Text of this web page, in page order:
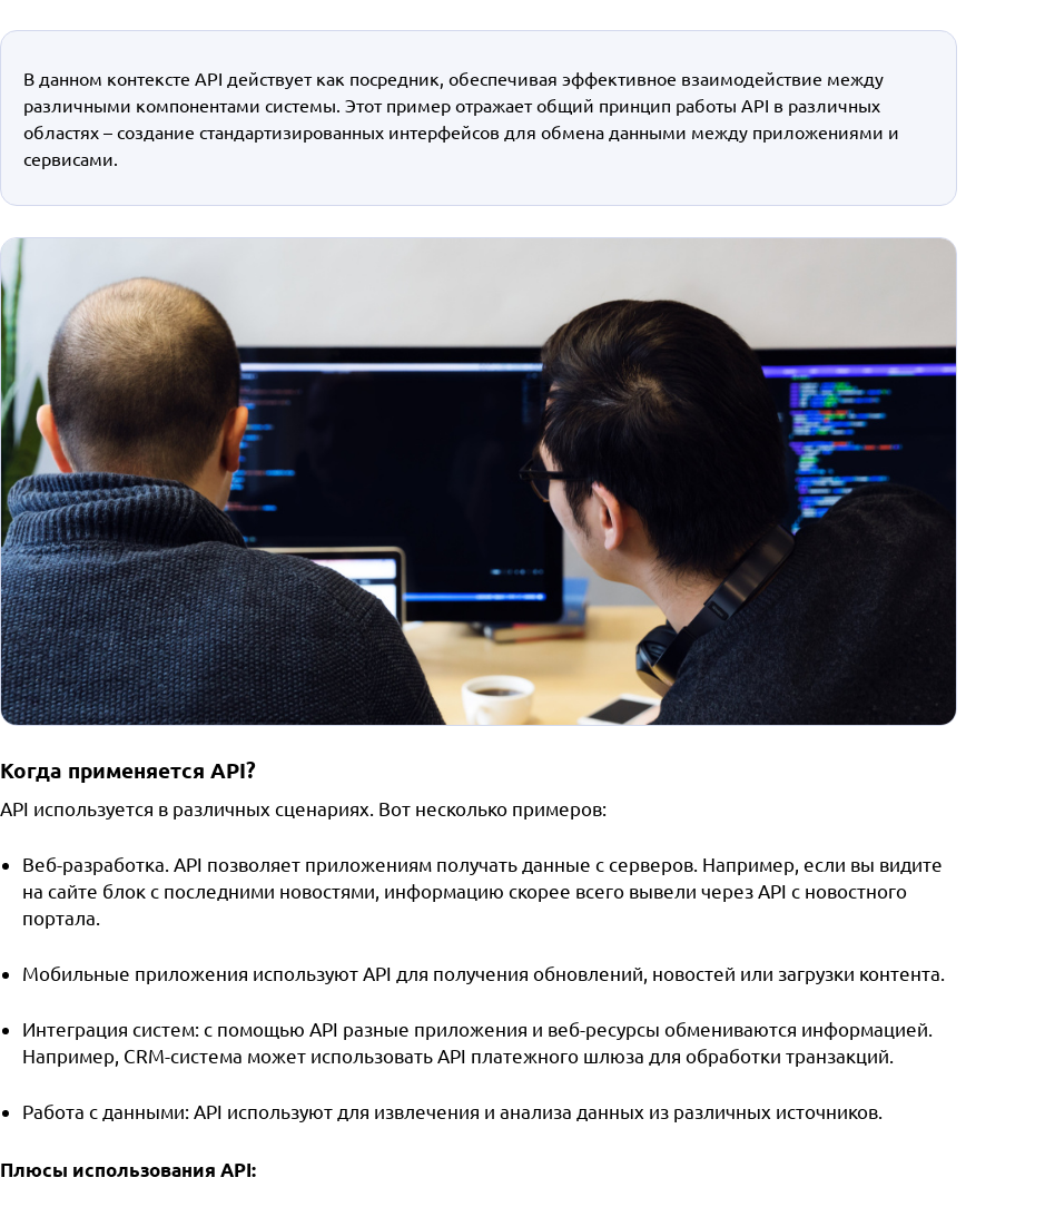
В данном контексте API действует как посредник, обеспечивая эффективное взаимодействие между
различными компонентами системы. Этот пример отражает общий принцип работы API в различных
областях – создание стандартизированных интерфейсов для обмена данными между приложениями и
сервисами.
Когда применяется API?
API используется в различных сценариях. Вот несколько примеров:
Веб-разработка. API позволяет приложениям получать данные с серверов. Например, если вы видите
на сайте блок с последними новостями, информацию скорее всего вывели через API с новостного
портала.
Мобильные приложения используют API для получения обновлений, новостей или загрузки контента.
Интеграция систем: с помощью API разные приложения и веб-ресурсы обмениваются информацией.
Например, CRM-система может использовать API платежного шлюза для обработки транзакций.
Работа с данными: API используют для извлечения и анализа данных из различных источников.
Плюсы использования API: